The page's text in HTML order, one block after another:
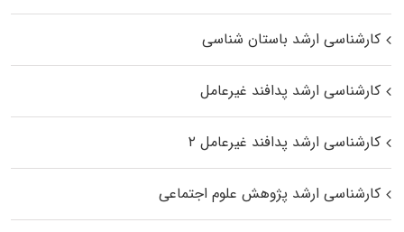
کارشناسی ارشد باستان شناسی
کارشناسی ارشد پدافند غیرعامل
کارشناسی ارشد پدافند غیرعامل ۲
کارشناسی ارشد پژوهش علوم اجتماعی